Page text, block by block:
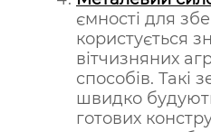
ємності для
користується
вітчизняних
способів. Такі
швид­ко
готових